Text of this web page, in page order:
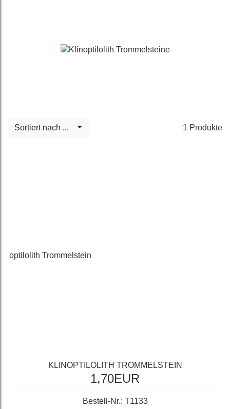
1 Produkte
Sortiert nach ...
KLINOPTILOLITH TROMMELSTEIN
1,70EUR
Bestell-Nr.: T1133